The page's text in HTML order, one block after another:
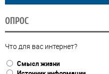
ОПРОС
Что для вас интернет?
Смысл жизни